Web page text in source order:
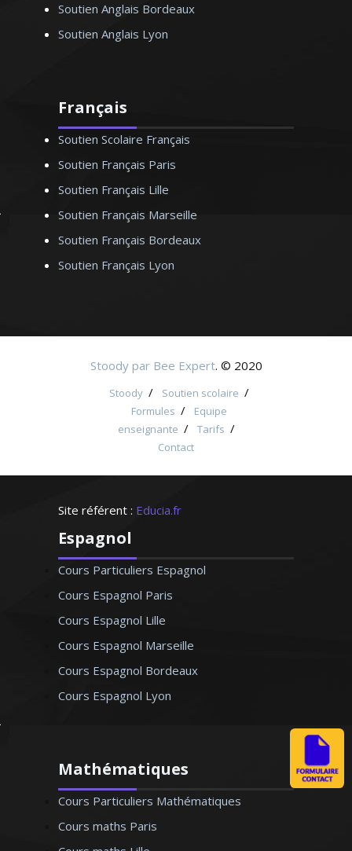
Soutien Anglais Bordeaux
Soutien Anglais Lyon
Français
Soutien Scolaire Français
Soutien Français Paris
Soutien Français Lille
Soutien Français Marseille
Soutien Français Bordeaux
Soutien Français Lyon
Stoody par Bee Expert. © 2020
Stoody / Soutien scolaire /
Formules /
Equipe
enseignante / Tarifs /
Contact
Site référent : Educia.fr
Espagnol
Cours Particuliers Espagnol
Cours Espagnol Paris
Cours Espagnol Lille
Cours Espagnol Marseille
Cours Espagnol Bordeaux
Cours Espagnol Lyon
Mathématiques
Cours Particuliers Mathématiques
Cours maths Paris